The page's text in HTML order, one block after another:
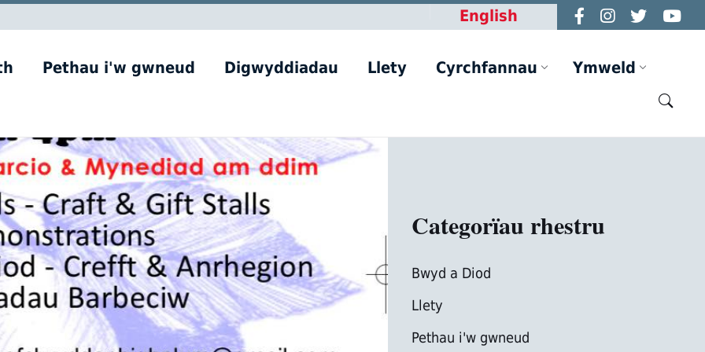
English
Pethau i'w gwneud Digwyddiadau Llety Cyrchfannau Ymweld
Categorïau rhestru
Bwyd a Diod
Llety
Pethau i'w gwneud